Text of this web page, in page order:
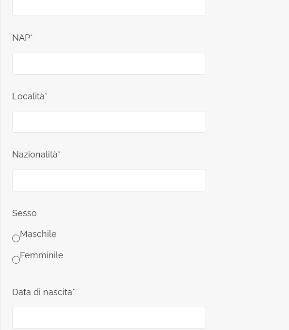
NAP*
Località*
Nazionalità*
Sesso
Maschile
Femminile
Data di nascita*